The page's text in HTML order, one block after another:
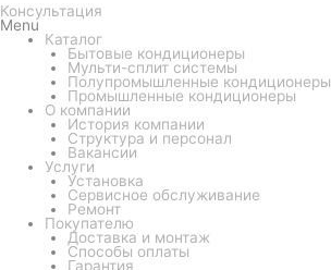
Консультация
Menu
Каталог
Бытовые кондиционеры
Мульти-сплит системы
Полупромышленные кондиционеры
Промышленные кондиционеры
О компании
История компании
Структура и персонал
Вакансии
Услуги
Установка
Сервисное обслуживание
Ремонт
Покупателю
Доставка и монтаж
Способы оплаты
Гарантия